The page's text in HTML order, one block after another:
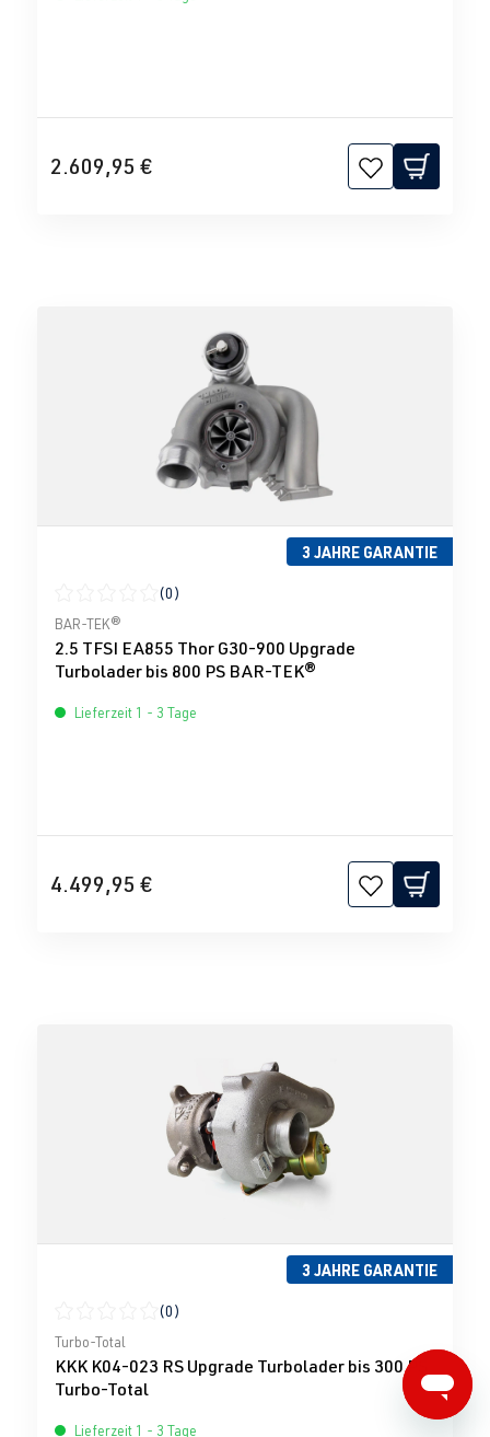
2.609,95 €
3 JAHRE GARANTIE
Durchschnittliche Bewertung von 0 von 5 Sternen
(0)
BAR-TEK®
2.5 TFSI EA855 Thor G30-900 Upgrade
Turbolader bis 800 PS BAR-TEK®
Lieferzeit 1 - 3 Tage
4.499,95 €
3 JAHRE GARANTIE
Durchschnittliche Bewertung von 0 von 5 Sternen
(0)
Turbo-Total
KKK K04-023 RS Upgrade Turbolader bis 300 PS
Turbo-Total
Lieferzeit 1 - 3 Tage